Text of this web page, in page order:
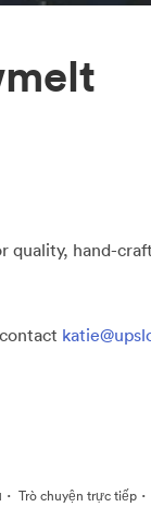
hand-
· Trò chuyện trực tiếp ·